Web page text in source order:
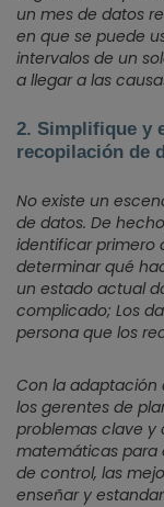
un mes de datos
en que se puede
intervalos de un
a llegar a las
2. Simplifique y
recopilación de
No existe un
de datos. De
identificar primero
determinar qué
un estado actual
complicado; Los
persona que los
Con la adaptación
los gerentes de
problemas clave y
matemáticas para
de control, las
enseñar y